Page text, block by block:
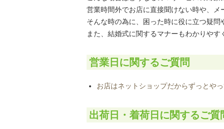
営業時間外でお店に直接聞けない時や、メ
そんな時の為に、困った時に役に立つ疑問
また、結婚式に関するマナーもわかりやす
営業日に関するご質問
お店はネットショップだからずっとやっ
出荷日・着荷日に関するご質